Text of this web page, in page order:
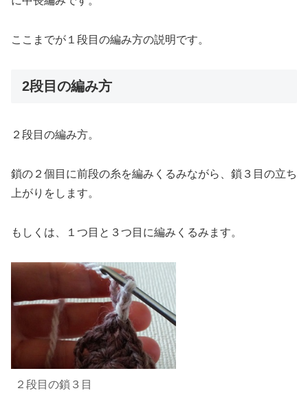
ここまでが１段目の編み方の説明です。
2段目の編み方
２段目の編み方。
鎖の２個目に前段の糸を編みくるみながら、鎖３目の立ち
上がりをします。
もしくは、１つ目と３つ目に編みくるみます。
２段目 の鎖３目